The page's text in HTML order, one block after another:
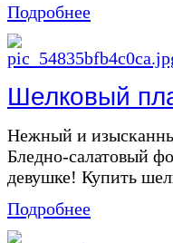
Подробнее
Шелковый
Нежный и
Бледно-салатовый
девушке! Купить
Подробнее